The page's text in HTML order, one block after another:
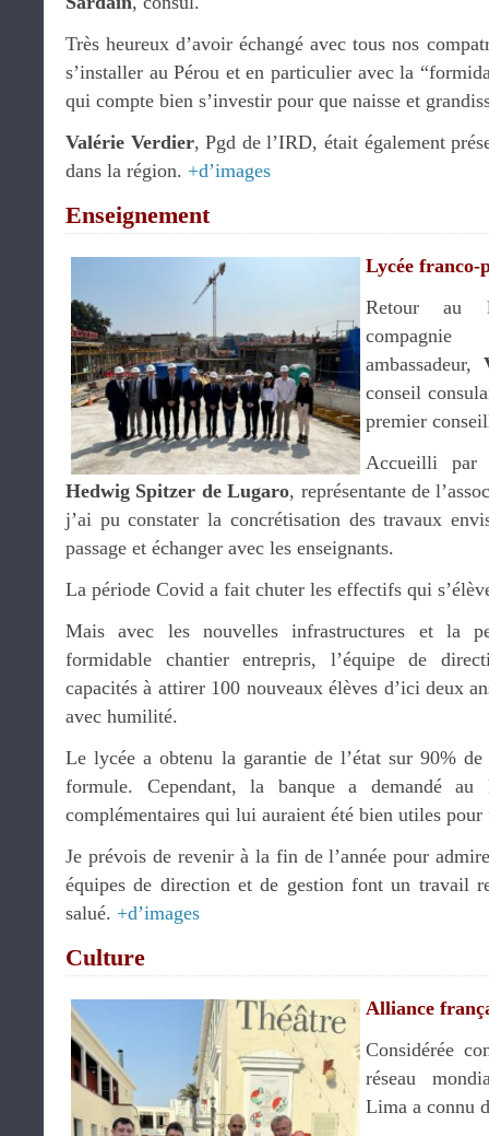
Très heureux d’avoir échangé avec tous nos
s’installer au Pérou et en particulier avec la
qui compte bien s’investir pour que naisse et
Valérie Verdier, Pgd de l’IRD, était également
dans la région. +d’images
Enseignement
Lycée franco-
Retour au
ambassadeur,
conseil
premier
Accueilli
Hedwig Spitzer de Lugaro, représentante de
j’ai pu constater la concrétisation des travaux
passage et échanger avec les enseignants.
La période Covid a fait chuter les effectifs qui
Mais avec les nouvelles infrastructures et la
formidable chantier entrepris, l’équipe de
capacités à attirer 100 nouveaux élèves d’ici deux
avec humilité.
Le lycée a obtenu la garantie de l’état sur 90%
formule. Cependant, la banque a demandé
complémentaires qui lui auraient été bien utiles
Je prévois de revenir à la fin de l’année pour
équipes de direction et de gestion font un travail
salué. +d’images
Culture
Alliance
Considérée
réseau
Lima a connu